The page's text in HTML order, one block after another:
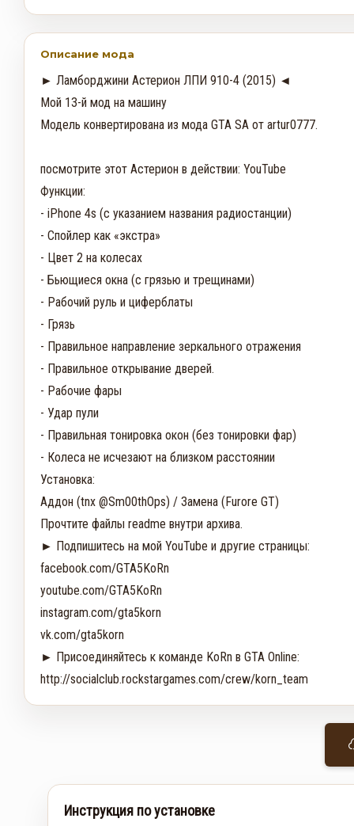
Описание мода
► Ламборджини Астерион ЛПИ 910-4 (2015) ◄
Мой 13-й мод на машину
Модель конвертирована из мода GTA SA от artur0777.
посмотрите этот Астерион в действии: YouTube
Функции:
- iPhone 4s (с указанием названия радиостанции)
- Спойлер как «экстра»
- Цвет 2 на колесах
- Бьющиеся окна (с грязью и трещинами)
- Рабочий руль и циферблаты
- Грязь
- Правильное направление зеркального отражения
- Правильное открывание дверей.
- Рабочие фары
- Удар пули
- Правильная тонировка окон (без тонировки фар)
- Колеса не исчезают на близком расстоянии
Установка:
Аддон (tnx @Sm00thOps) / Замена (Furore GT)
Прочтите файлы readme внутри архива.
► Подпишитесь на мой YouTube и другие страницы:
facebook.com/GTA5KoRn
youtube.com/GTA5KoRn
instagram.com/gta5korn
vk.com/gta5korn
► Присоединяйтесь к команде KoRn в GTA Online:
http://socialclub.rockstargames.com/crew/korn_team
Инструкция по установке